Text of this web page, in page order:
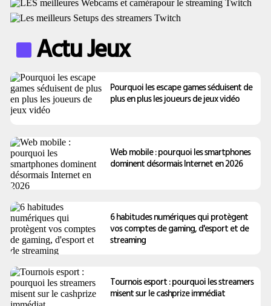
Actu Jeux
Pourquoi les escape games séduisent de
plus en plus les joueurs de jeux vidéo
Web mobile : pourquoi les smartphones
dominent désormais Internet en 2026
6 habitudes numériques qui protègent
vos comptes de gaming, d'esport et de
streaming
Tournois esport : pourquoi les streamers
misent sur le cashprize immédiat